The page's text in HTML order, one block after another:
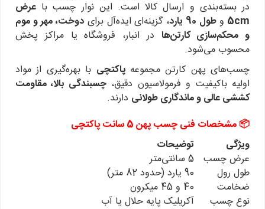
در بسته‌بندی و ارسال کالا است. این نوار چسب با عرض
5cm وطول 90 یارد ، گزینه‌ای ایده‌آل برای دوخت، مهر و موم
و محکم‌سازی کارتن‌ها در انبار، فروشگاه یا مراکز پخش
محسوب می‌شود.
چسب‌های پهن کارتن مجموعهپاکتچی با بهره‌گیری از مواد
اولیه باکیفیت و فرمولاسیون دقیق،چسبندگی بالا، مقاومت
کششی عالی و ماندگاری طولانی دارند.
📦 مشخصات فنی چسب پهن 5 سانت پاکتچی
ویژگی
توضیحات
عرض چسب
5 سانتی‌متر
طول رول
90 یارد (حدود 82 متر)
ضخامت
40 و 45 میکرون
نوع چسب
آکریلیک پایه حلال یا آب